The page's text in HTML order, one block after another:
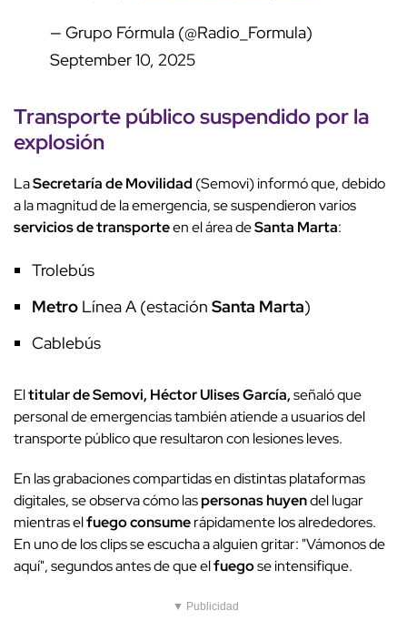
— Grupo Fórmula (@Radio_Formula)
September 10, 2025
Transporte público suspendidopor la
explosión
LaSecretaría de Movilidad (Semovi) informó que, debido
a la magnitud de la emergencia, se suspendieron varios
servicios de transporteen el área deSanta Marta:
Trolebús
Metro Línea A (estación Santa Marta)
Cablebús
Eltitular de Semovi, Héctor Ulises García,señaló que
personal de emergencias también atiende a usuarios del
transporte público que resultaron con lesiones leves.
En las grabaciones compartidas en distintas plataformas
digitales, se observa cómo laspersonas huyendel lugar
mientras elfuego consumerápidamente los alrededores.
En uno de los clips se escucha a alguien gritar: "Vámonos de
aquí", segundos antes de que elfuegose intensifique.
▼ Publicidad